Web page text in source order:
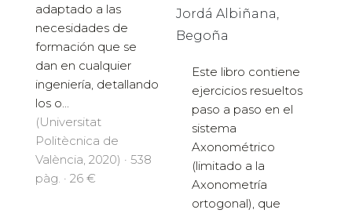
adaptado a las
necesidades de
formación que se
dan en cualquier
ingeniería, detallando
los o...
(Universitat
Politècnica de
València, 2020) · 538
pàg. · 26 €
Jordá Albiñana,
Begoña
Este libro contiene
ejercicios resueltos
paso a paso en el
sistema
Axonométrico
(limitado a la
Axonometría
ortogonal), que